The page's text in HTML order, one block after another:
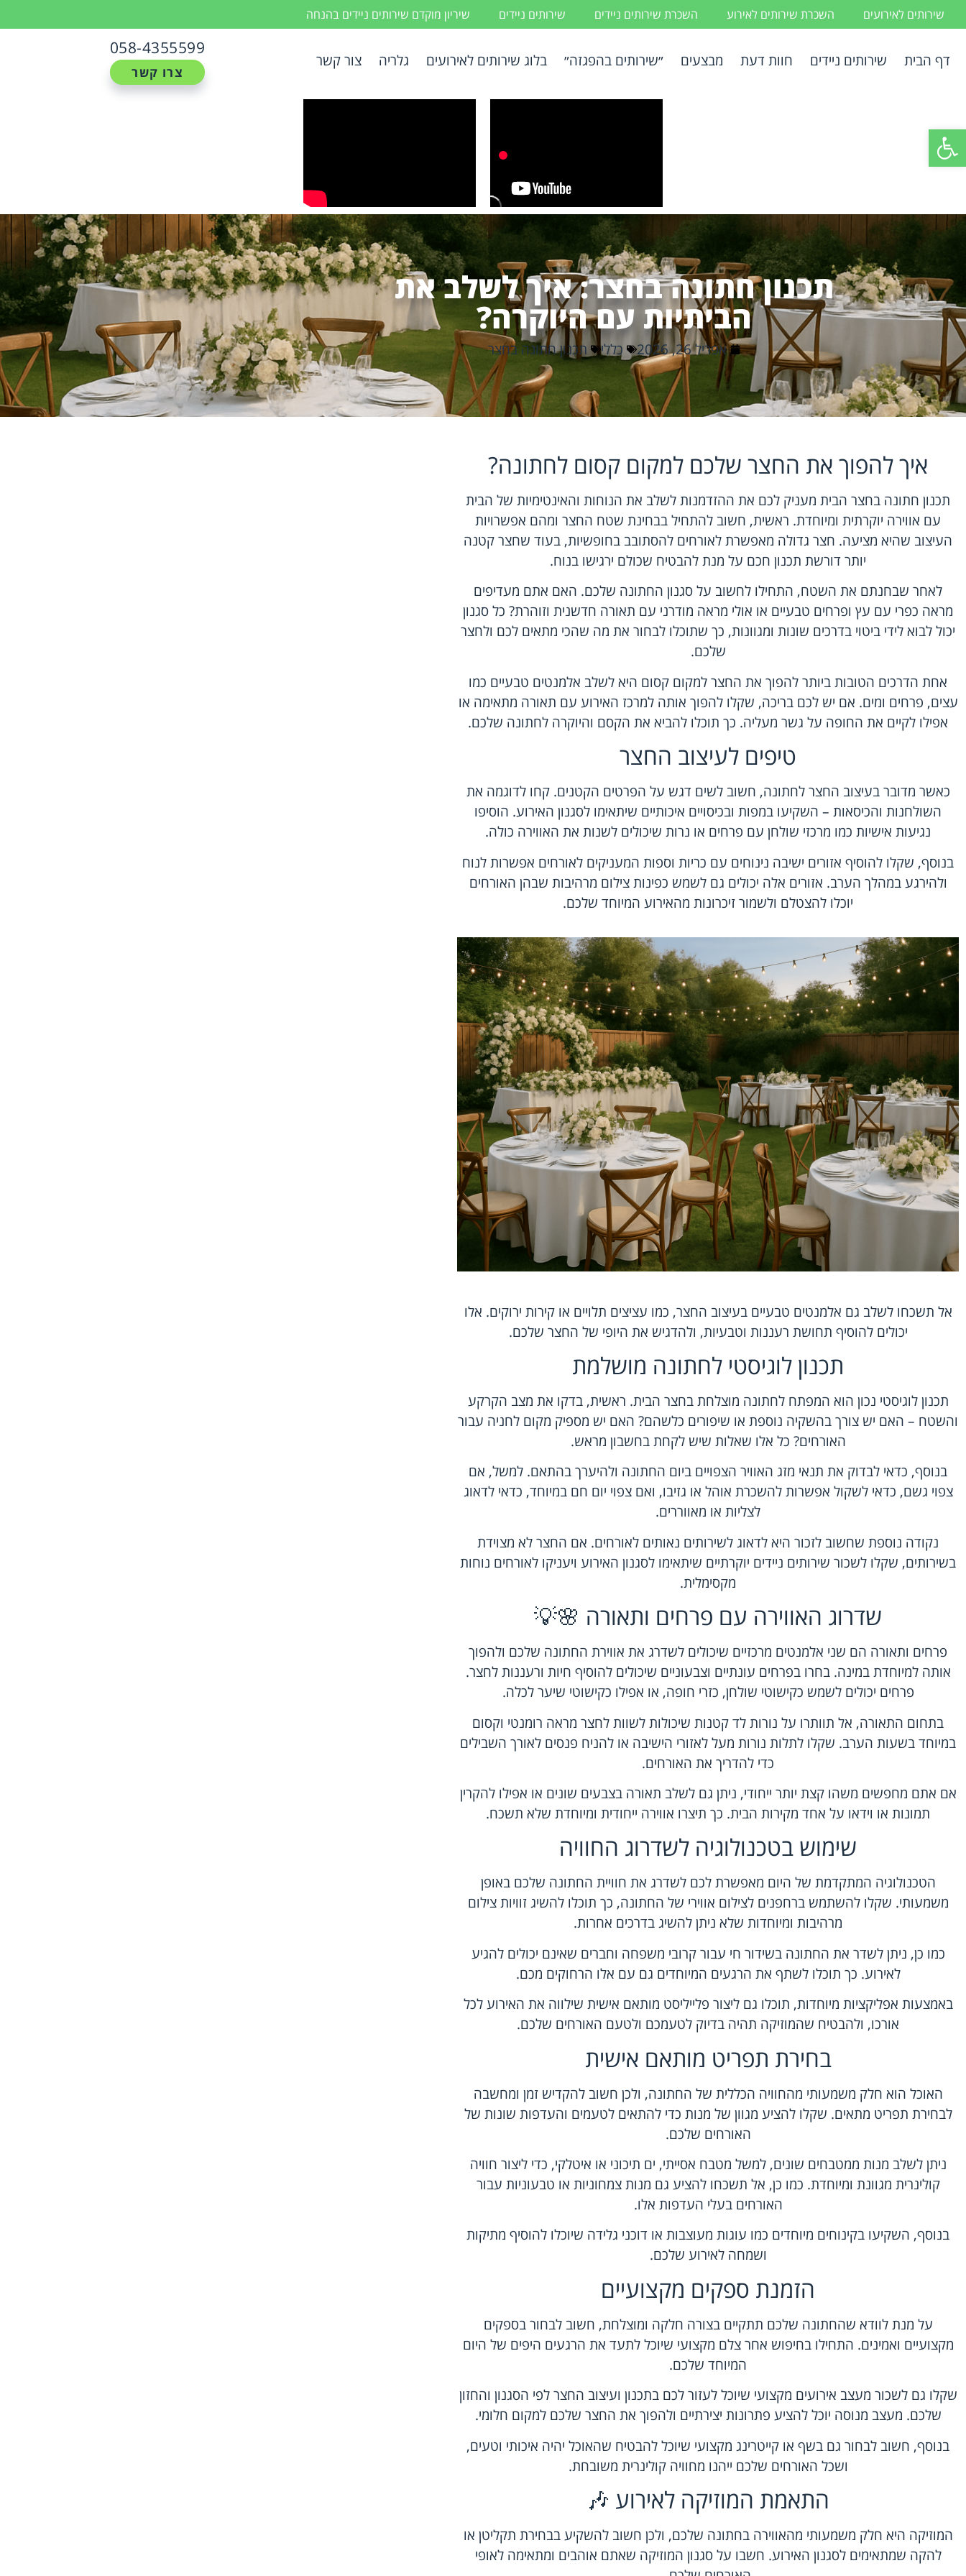
פתח סרגל נגישות
שירותים לאירועים השכרת שירותים לאירוע השכרת שירותים ניידים שירותים ניידים שיריון מוקדם שירותים ניידים בהנחה
דף הבית שירותים ניידים חוות דעת מבצעים ״שירותים בהפגזה״ בלוג שירותים לאירועים גלריה צור קשר
058-4355599
צרו קשר
תכנון חתונה בחצר: איך לשלב את
הביתיות עם היוקרה?
אפריל 26, 2026 כללי תכנון חתונה בחצר
איך להפוך את החצר שלכם למקום קסום לחתונה?
תכנון חתונה בחצר הבית מעניק לכם את ההזדמנות לשלב את הנוחות והאינטימיות של הבית
עם אווירה יוקרתית ומיוחדת. ראשית, חשוב להתחיל בבחינת שטח החצר ומהם אפשרויות
העיצוב שהיא מציעה. חצר גדולה מאפשרת לאורחים להסתובב בחופשיות, בעוד שחצר קטנה
יותר דורשת תכנון חכם על מנת להבטיח שכולם ירגישו בנוח.
לאחר שבחנתם את השטח, התחילו לחשוב על סגנון החתונה שלכם. האם אתם מעדיפים
מראה כפרי עם עץ ופרחים טבעיים או אולי מראה מודרני עם תאורה חדשנית וזוהרת? כל סגנון
יכול לבוא לידי ביטוי בדרכים שונות ומגוונות, כך שתוכלו לבחור את מה שהכי מתאים לכם ולחצר
שלכם.
אחת הדרכים הטובות ביותר להפוך את החצר למקום קסום היא לשלב אלמנטים טבעיים כמו
עצים, פרחים ומים. אם יש לכם בריכה, שקלו להפוך אותה למרכז האירוע עם תאורה מתאימה או
אפילו לקיים את החופה על גשר מעליה. כך תוכלו להביא את הקסם והיוקרה לחתונה שלכם.
טיפים לעיצוב החצר
כאשר מדובר בעיצוב החצר לחתונה, חשוב לשים דגש על הפרטים הקטנים. קחו לדוגמה את
השולחנות והכיסאות – השקיעו במפות ובכיסויים איכותיים שיתאימו לסגנון האירוע. הוסיפו
נגיעות אישיות כמו מרכזי שולחן עם פרחים או נרות שיכולים לשנות את האווירה כולה.
בנוסף, שקלו להוסיף אזורים ישיבה נינוחים עם כריות וספות המעניקים לאורחים אפשרות לנוח
ולהירגע במהלך הערב. אזורים אלה יכולים גם לשמש כפינות צילום מרהיבות שבהן האורחים
יוכלו להצטלם ולשמור זיכרונות מהאירוע המיוחד שלכם.
אל תשכחו לשלב גם אלמנטים טבעיים בעיצוב החצר, כמו עציצים תלויים או קירות ירוקים. אלו
יכולים להוסיף תחושת רעננות וטבעיות, ולהדגיש את היופי של החצר שלכם.
תכנון לוגיסטי לחתונה מושלמת
תכנון לוגיסטי נכון הוא המפתח לחתונה מוצלחת בחצר הבית. ראשית, בדקו את מצב הקרקע
והשטח – האם יש צורך בהשקיה נוספת או שיפורים כלשהם? האם יש מספיק מקום לחניה עבור
האורחים? כל אלו שאלות שיש לקחת בחשבון מראש.
בנוסף, כדאי לבדוק את תנאי מזג האוויר הצפויים ביום החתונה ולהיערך בהתאם. למשל, אם
צפוי גשם, כדאי לשקול אפשרות להשכרת אוהל או גזיבו, ואם צפוי יום חם במיוחד, כדאי לדאוג
לצליות או מאווררים.
נקודה נוספת שחשוב לזכור היא לדאוג לשירותים נאותים לאורחים. אם החצר לא מצוידת
בשירותים, שקלו לשכור שירותים ניידים יוקרתיים שיתאימו לסגנון האירוע ויעניקו לאורחים נוחות
מקסימלית.
שדרוג האווירה עם פרחים ותאורה 🌸💡
פרחים ותאורה הם שני אלמנטים מרכזיים שיכולים לשדרג את אווירת החתונה שלכם ולהפוך
אותה למיוחדת במינה. בחרו בפרחים עונתיים וצבעוניים שיכולים להוסיף חיות ורעננות לחצר.
פרחים יכולים לשמש כקישוטי שולחן, כזרי חופה, או אפילו כקישוטי שיער לכלה.
בתחום התאורה, אל תוותרו על נורות לד קטנות שיכולות לשוות לחצר מראה רומנטי וקסום
במיוחד בשעות הערב. שקלו לתלות נורות מעל לאזורי הישיבה או להניח פנסים לאורך השבילים
כדי להדריך את האורחים.
אם אתם מחפשים משהו קצת יותר ייחודי, ניתן גם לשלב תאורה בצבעים שונים או אפילו להקרין
תמונות או וידאו על אחד מקירות הבית. כך תיצרו אווירה ייחודית ומיוחדת שלא תשכח.
שימוש בטכנולוגיה לשדרוג החוויה
הטכנולוגיה המתקדמת של היום מאפשרת לכם לשדרג את חוויית החתונה שלכם באופן
משמעותי. שקלו להשתמש ברחפנים לצילום אווירי של החתונה, כך תוכלו להשיג זוויות צילום
מרהיבות ומיוחדות שלא ניתן להשיג בדרכים אחרות.
כמו כן, ניתן לשדר את החתונה בשידור חי עבור קרובי משפחה וחברים שאינם יכולים להגיע
לאירוע. כך תוכלו לשתף את הרגעים המיוחדים גם עם אלו הרחוקים מכם.
באמצעות אפליקציות מיוחדות, תוכלו גם ליצור פלייליסט מותאם אישית שילווה את האירוע לכל
אורכו, ולהבטיח שהמוזיקה תהיה בדיוק לטעמכם ולטעם האורחים שלכם.
בחירת תפריט מותאם אישית
האוכל הוא חלק משמעותי מהחוויה הכללית של החתונה, ולכן חשוב להקדיש זמן ומחשבה
לבחירת תפריט מתאים. שקלו להציע מגוון של מנות כדי להתאים לטעמים והעדפות שונות של
האורחים שלכם.
ניתן לשלב מנות ממטבחים שונים, למשל מטבח אסייתי, ים תיכוני או איטלקי, כדי ליצור חוויה
קולינרית מגוונת ומיוחדת. כמו כן, אל תשכחו להציע גם מנות צמחוניות או טבעוניות עבור
האורחים בעלי העדפות אלו.
בנוסף, השקיעו בקינוחים מיוחדים כמו עוגות מעוצבות או דוכני גלידה שיוכלו להוסיף מתיקות
ושמחה לאירוע שלכם.
הזמנת ספקים מקצועיים
על מנת לוודא שהחתונה שלכם תתקיים בצורה חלקה ומוצלחת, חשוב לבחור בספקים
מקצועיים ואמינים. התחילו בחיפוש אחר צלם מקצועי שיוכל לתעד את הרגעים היפים של היום
המיוחד שלכם.
שקלו גם לשכור מעצב אירועים מקצועי שיוכל לעזור לכם בתכנון ועיצוב החצר לפי הסגנון והחזון
שלכם. מעצב מנוסה יוכל להציע פתרונות יצירתיים ולהפוך את החצר שלכם למקום חלומי.
בנוסף, חשוב לבחור גם בשף או קייטרינג מקצועי שיוכל להבטיח שהאוכל יהיה איכותי וטעים,
ושכל האורחים שלכם ייהנו מחוויה קולינרית משובחת.
התאמת המוזיקה לאירוע 🎶
המוזיקה היא חלק משמעותי מהאווירה בחתונה שלכם, ולכן חשוב להשקיע בבחירת תקליטן או
להקה שמתאימים לסגנון האירוע. חשבו על סגנון המוזיקה שאתם אוהבים ומתאימה לאופי